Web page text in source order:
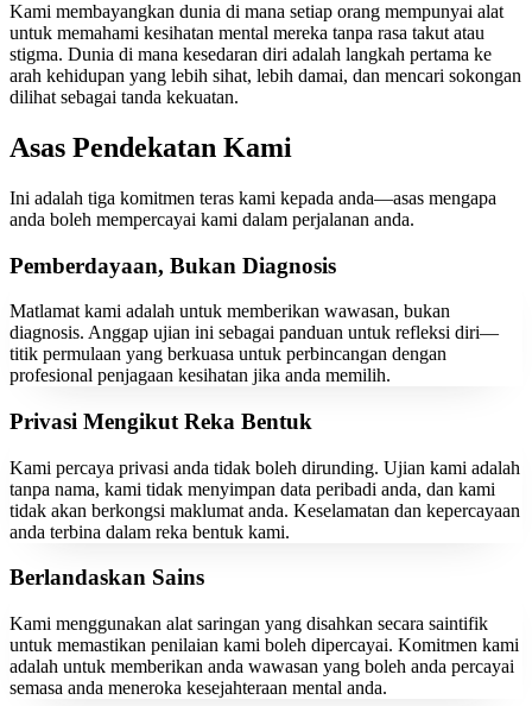
Kami membayangkan dunia di mana setiap orang mempunyai alat
untuk memahami kesihatan mental mereka tanpa rasa takut atau
stigma. Dunia di mana kesedaran diri adalah langkah pertama ke
arah kehidupan yang lebih sihat, lebih damai, dan mencari sokongan
dilihat sebagai tanda kekuatan.
Asas Pendekatan Kami
Ini adalah tiga komitmen teras kami kepada anda—asas mengapa
anda boleh mempercayai kami dalam perjalanan anda.
Pemberdayaan, Bukan Diagnosis
Matlamat kami adalah untuk memberikan wawasan, bukan
diagnosis. Anggap ujian ini sebagai panduan untuk refleksi diri—
titik permulaan yang berkuasa untuk perbincangan dengan
profesional penjagaan kesihatan jika anda memilih.
Privasi Mengikut Reka Bentuk
Kami percaya privasi anda tidak boleh dirunding. Ujian kami adalah
tanpa nama, kami tidak menyimpan data peribadi anda, dan kami
tidak akan berkongsi maklumat anda. Keselamatan dan kepercayaan
anda terbina dalam reka bentuk kami.
Berlandaskan Sains
Kami menggunakan alat saringan yang disahkan secara saintifik
untuk memastikan penilaian kami boleh dipercayai. Komitmen kami
adalah untuk memberikan anda wawasan yang boleh anda percayai
semasa anda meneroka kesejahteraan mental anda.